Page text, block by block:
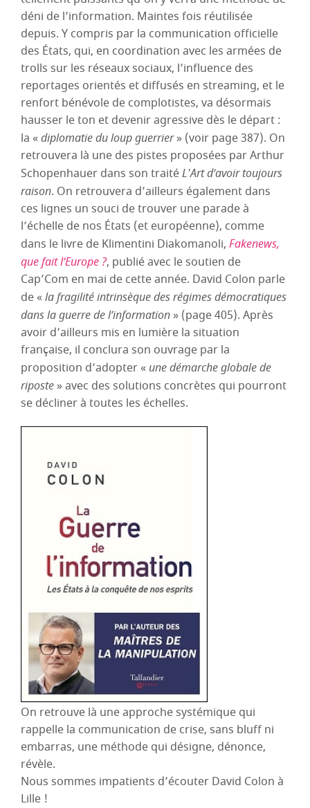
déni de l’information. Maintes fois réutilisée
depuis. Y compris par la communication officielle
des États, qui, en coordination avec les armées de
trolls sur les réseaux sociaux, l’influence des
reportages orientés et diffusés en streaming, et le
renfort bénévole de complotistes, va désormais
hausser le ton et devenir agressive dès le départ :
la «diplomatie du loup guerrier» (voir page 387). On
retrouvera là une des pistes proposées par Arthur
Schopenhauer dans son traitéL'Art d’avoir toujours
raison. On retrouvera d’ailleurs également dans
ces lignes un souci de trouver une parade à
l’échelle de nos États (et européenne), comme
dans le livre de Klimentini Diakomanoli, Fakenews,
que fait l’Europe ?, publié avec le soutien de
Cap’Com en mai de cette année. David Colon parle
de «la fragilité intrinsèque des régimes démocratiques
dans la guerre de l’information » (page 405). Après
avoir d’ailleurs mis en lumière la situation
française, il conclura son ouvrage par la
proposition d’adopter « une démarche globale de
riposte » avec des solutions concrètes qui pourront
se décliner à toutes les échelles.
On retrouve là une approche systémique qui
rappelle la communication de crise, sans bluff ni
embarras, une méthode qui désigne, dénonce,
révèle.
Nous sommes impatients d’écouter David Colon à
Lille !